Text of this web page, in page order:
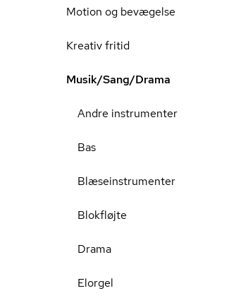
Motion og bevægelse
Kreativ fritid
Musik/Sang/Drama
Andre instrumenter
Bas
Blæseinstrumenter
Blokfløjte
Drama
Elorgel